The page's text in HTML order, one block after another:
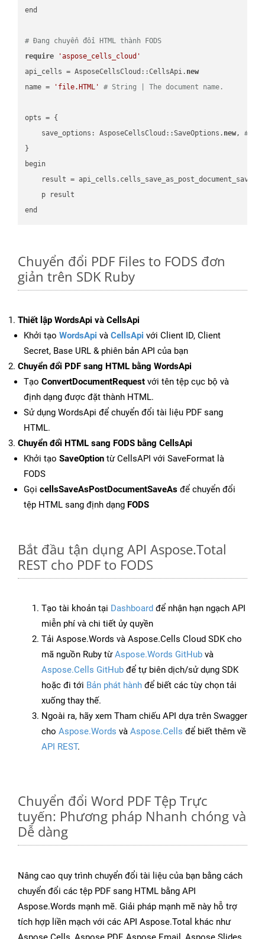
end
# Đang chuyển đổi HTML thành FODS
require
'aspose_cells_cloud'
api_cells = AsposeCellsCloud::CellsApi. new
name =
'file.HTML' # String | The document name.
opts = {
    save_options: AsposeCellsCloud::SaveOptions.
new, #
}
begin
result =
    p result
Chuyển đổi PDF Files to FODS đơn
giản trên SDK Ruby
Thiết lập WordsApi và CellsApi
Khởi tạo WordsApi và CellsApi với Client ID, Client
Secret, Base URL & phiên bản API của bạn
Chuyển đổi PDF sang HTML bằng WordsApi
Tạo ConvertDocumentRequest với tên tệp cục bộ và
định dạng được đặt thành HTML.
Sử dụng WordsApi để chuyển đổi tài liệu PDF sang
HTML.
Chuyển đổi HTML sang FODS bằng CellsApi
Khởi tạo SaveOption từ CellsAPI với SaveFormat là
FODS
Gọi cellsSaveAsPostDocumentSaveAs để chuyển đổi
tệp HTML sang định dạng FODS
Bắt đầu tận dụng API Aspose.Total
REST cho PDF to FODS
Tạo tài khoản tại Dashboard để nhận hạn ngạch API
miễn phí và chi tiết ủy quyền
Tải Aspose.Words và Aspose.Cells Cloud SDK cho
mã nguồn Ruby từAspose.Words GitHub và
Aspose.Cells GitHub để tự biên dịch/sử dụng SDK
hoặc đi tới Bản phát hành để biết các tùy chọn tải
xuống thay thế.
Ngoài ra, hãy xem Tham chiếu API dựa trên Swagger
cho Aspose.Words và Aspose.Cells để biết thêm về
API REST.
Chuyển đổi Word PDF Tệp Trực
tuyến: Phương pháp Nhanh chóng và
Dễ dàng
Nâng cao quy trình chuyển đổi tài liệu của bạn bằng cách
chuyển đổi các tệp PDF sang HTML bằng API
Aspose.Words mạnh mẽ. Giải pháp mạnh mẽ này hỗ trợ
tích hợp liền mạch với các API Aspose.Total khác như